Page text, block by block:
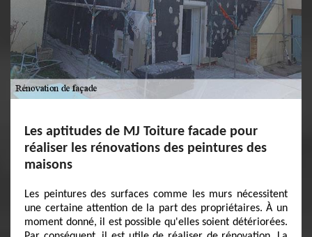
Les aptitudes de MJ Toiture facade pour
réaliser les rénovations des peintures des
maisons
Les peintures des surfaces comme les murs nécessitent
une certaine attention de la part des propriétaires. À un
moment donné, il est possible qu'elles soient détériorées.